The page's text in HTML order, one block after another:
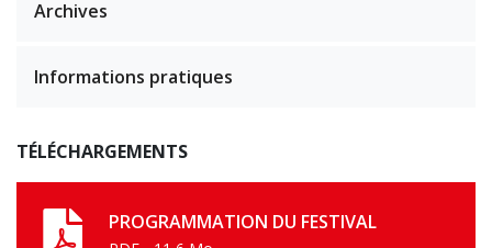
Archives
Informations pratiques
TÉLÉCHARGEMENTS
PROGRAMMATION DU FESTIVAL